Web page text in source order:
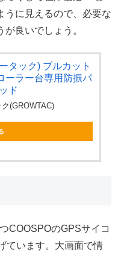
うに見えるので、必要な
良いでしょう。
タック) ブルカット
ーラー台専用防振パ
ッド
(GROWTAC)
COOSPOのGPSサイコ
ています。大画面で情